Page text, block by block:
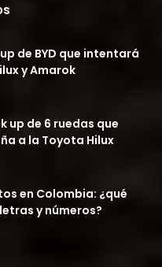
de BYD que intentará
y Amarok
up de 6 ruedas que
a la Toyota Hilux
en Colombia: ¿qué
y números?